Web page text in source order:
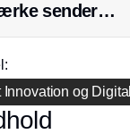
sender
stafetten
og
Annonce